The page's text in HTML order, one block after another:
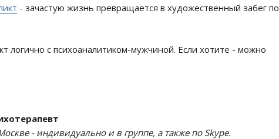
- зачастую жизнь превращается в художественный забег по
логично с психоаналитиком-мужчиной. Если хотите - можно
- индивидуально и в группе, а также по Skype.